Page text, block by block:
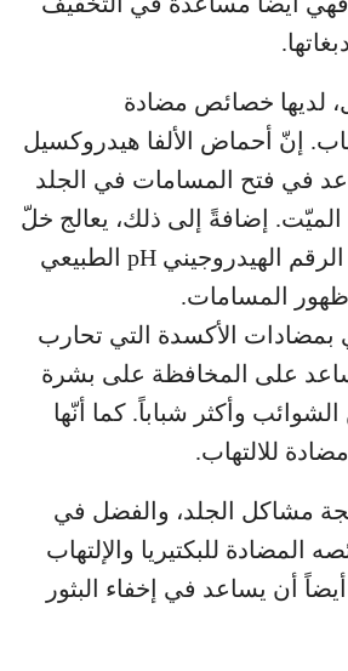
لديها خصائص مضادة
إنّ أحماض الألفا هيدروكسيل
في فتح المسامات في الجلد
الميّت. إضافةً إلى ذلك، يعالج خلّ
التفاح البثور ويعيد الرقم الهيدروجيني pH الطبيعي
المسامات.
بمضادات الأكسدة التي تحارب
على المخافظة على بشرة
وأكثر شباباً. كما أنّها
للالتهاب.
مشاكل الجلد، والفضل في
المضادة للبكتيريا والإلتهاب
أن يساعد في إخفاء البثور